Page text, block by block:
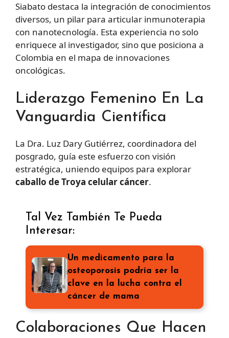
Siabato destaca la integración de conocimientos
diversos, un pilar para articular inmunoterapia
con nanotecnología. Esta experiencia no solo
enriquece al investigador, sino que posiciona a
Colombia en el mapa de innovaciones
oncológicas.
Liderazgo Femenino En La
Vanguardia Científica
La Dra. Luz Dary Gutiérrez, coordinadora del
posgrado, guía este esfuerzo con visión
estratégica, uniendo equipos para explorar
caballo de Troya celular cáncer.
Tal Vez También Te Pueda
Interesar:
Un medicamento para la
osteoporosis podría ser la
clave en la lucha contra el
cáncer de mama
Colaboraciones Que Hacen